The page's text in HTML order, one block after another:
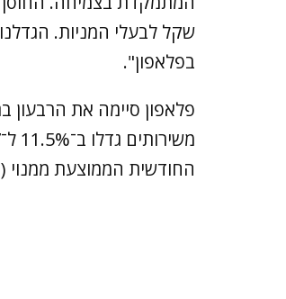
בפלאפון".
החודשית הממוצעת ממנוי (ARPU) גדלה ברבעון הראשון ל־57 שקלים.